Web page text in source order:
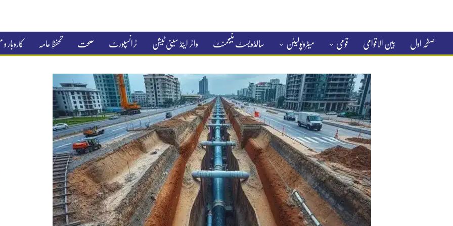
صفحہ اول بین الاقوامی قومی میٹروپولیٹن سالڈویسٹ منیجمنٹ واٹر اینڈ سینی ٹیشن ٹرانسپورٹ صحت تحفظِ عامہ کاروبار